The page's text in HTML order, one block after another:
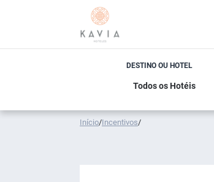
DESTINO OU HOTEL
Início/Incentivos/